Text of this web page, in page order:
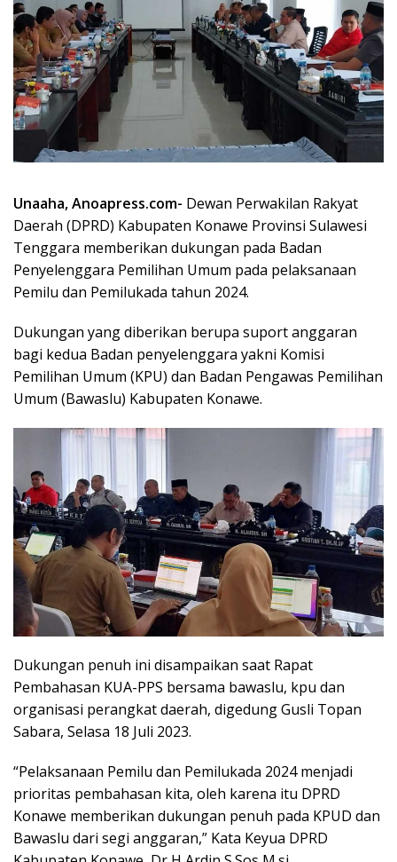
Unaaha, Anoapress.com- Dewan Perwakilan Rakyat
Daerah (DPRD) Kabupaten Konawe Provinsi Sulawesi
Tenggara memberikan dukungan pada Badan
Penyelenggara Pemilihan Umum pada pelaksanaan
Pemilu dan Pemilukada tahun 2024.
Dukungan yang diberikan berupa suport anggaran
bagi kedua Badan penyelenggara yakni Komisi
Pemilihan Umum (KPU) dan Badan Pengawas Pemilihan
Umum (Bawaslu) Kabupaten Konawe.
Dukungan penuh ini disampaikan saat Rapat
Pembahasan KUA-PPS bersama bawaslu, kpu dan
organisasi perangkat daerah, digedung Gusli Topan
Sabara, Selasa 18 Juli 2023.
“Pelaksanaan Pemilu dan Pemilukada 2024 menjadi
prioritas pembahasan kita, oleh karena itu DPRD
Konawe memberikan dukungan penuh pada KPUD dan
Bawaslu dari segi anggaran,” Kata Keyua DPRD